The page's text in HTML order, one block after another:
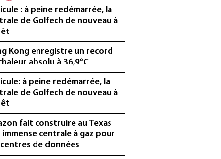
: à peine redémarrée, la
de Golfech de nouveau à
Kong enregistre un record
absolu à 36,9°C
à peine redémarrée, la
de Golfech de nouveau à
fait construire au Texas
immense centrale à gaz pour
centres de données